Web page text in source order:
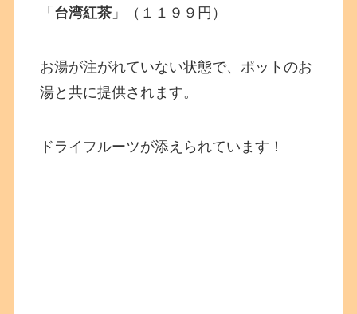
「 台湾紅茶 」（１１９９円）
お湯が注がれていない状態で、ポットのお
湯と共に提供されます。
ドライフルーツが添えられています！